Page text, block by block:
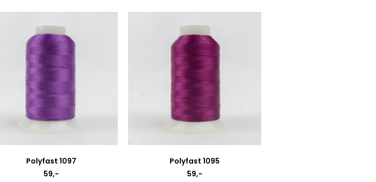
Polyfast 1097
59,-
Polyfast 1095
59,-